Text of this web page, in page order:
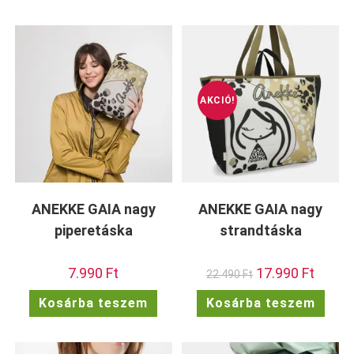
ANEKKE GAIA nagy
piperetáska
7.990 Ft
Kosárba teszem
AKCIÓ!
ANEKKE GAIA nagy
strandtáska
22.490Ft Original
price
was:
22.490 Ft.
17.990 Ft
is:
17.990
Kosárba teszem